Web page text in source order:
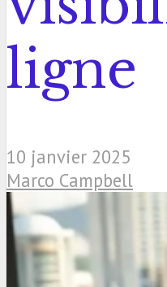
ligne
10 janvier 2025
Marco Campbell